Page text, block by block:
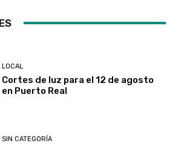
LOCAL
Cortes de luz para el 12 de agosto
en Puerto Real
SIN CATEGORÍA